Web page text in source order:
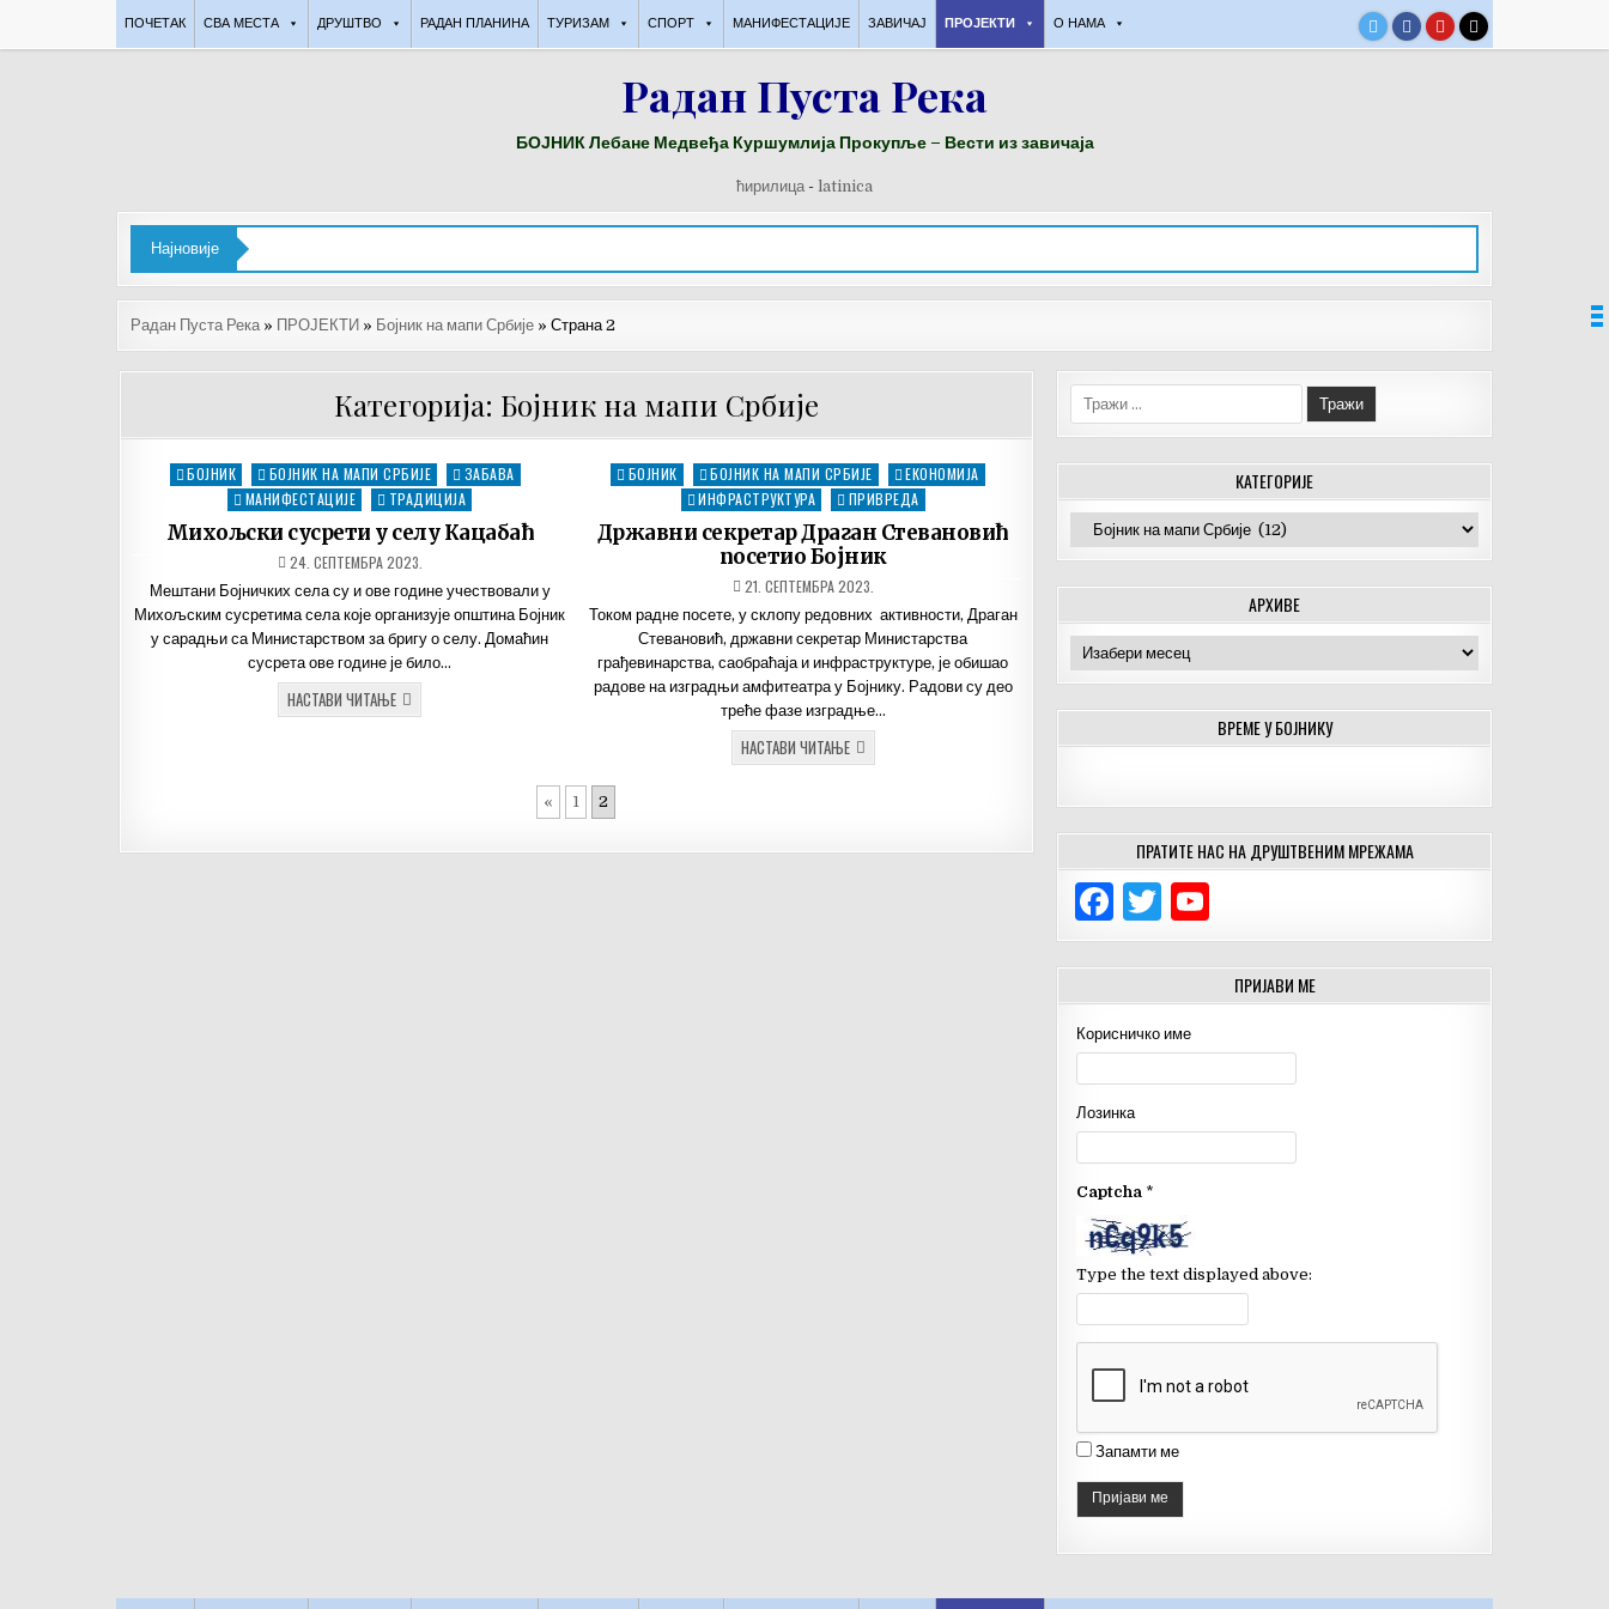
ПОЧЕТАК СВА МЕСТА ДРУШТВО РАДАН ПЛАНИНА ТУРИЗАМ СПОРТ МАНИФЕСТАЦИЈЕ ЗАВИЧАЈ ПРОЈЕКТИ О НАМА
Радан Пуста Река
БОЈНИК Лебане Медвеђа Куршумлија Прокупље – Вести из завичаја
ћирилица - latinica
Најновије
Радан Пуста Река» ПРОЈЕКТИ » Бојник на мапи Србије » Страна 2
Категорија: Бојник на мапи Србије
Posted
БОЈНИК БОЈНИК НА МАПИ СРБИЈЕ
ЗАБАВА
МАНИФЕСТАЦИЈЕ
ТРАДИЦИЈА
Михољски сусрети у селу Кацабаћ
ДАТУМ
ОБЈАВЉИВАЊА:
24. СЕПТЕМБРА 2023.
Мештани Бојничких села су и ове године учествовали у
Михољским сусретима села које организује општина Бојник
у сарадњи са Министарством за бригу о селу. Домаћин
сусрета ове године је било…
НАСТАВИ ЧИТАЊЕМИХОЉСКИ
СУСРЕТИ
Posted
БОЈНИК БОЈНИК НА МАПИ СРБИЈЕ
ЕКОНОМИЈА
ИНФРАСТРУКТУРА
ПРИВРЕДА
Државни секретар Драган Стевановић
посетио Бојник
ДАТУМ
ОБЈАВЉИВАЊА:
21. СЕПТЕМБРА 2023.
Током радне посете, у склопу редовних активности, Драган
Стевановић, државни секретар Министарства
грађевинарства, саобраћаја и инфраструктуре, је обишао
радове на изградњи амфитеатра у Бојнику. Радови су део
треће фазе изградње…
НАСТАВИ ЧИТАЊЕДРЖАВНИ
СЕКРЕТАР
« 1 2
Тражи:
КАТЕГОРИЈЕ
Категорије
АРХИВЕ
Архиве
ВРЕМЕ У БОЈНИКУ
ПРАТИТЕ НАС НА ДРУШТВЕНИМ МРЕЖАМА
F
a
c
e
b
o
o
k
T
w
it
te
r
o
u
T
u
b
e
C
n
n
ПРИЈАВИ МЕ
Корисничко име
Лозинка
Captcha *
Type the text displayed above:
Запамти ме